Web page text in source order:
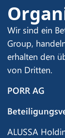
Wir sind ein
Group,
erhalten den
von Dritten.
PORR AG
ALUSSA